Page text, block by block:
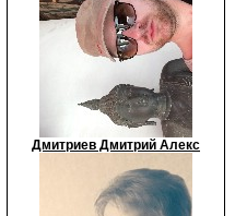
Дмитриев Дмитрий Алекс